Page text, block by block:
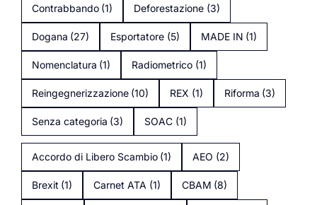
Contrabbando (1) Deforestazione (3)
Dogana (27) Esportatore (5) MADE IN (1)
Nomenclatura (1) Radiometrico (1)
Reingegnerizzazione (10) REX (1) Riforma (3)
Senza categoria (3) SOAC (1)
Accordo di Libero Scambio (1) AEO (2)
Brexit (1) Carnet ATA (1) CBAM (8)